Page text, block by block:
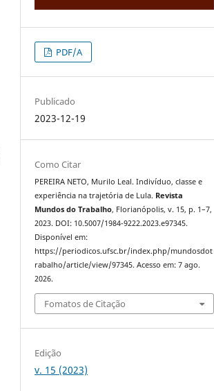
PDF/A
Publicado
2023-12-19
Como Citar
PEREIRA NETO, Murilo Leal. Indivíduo, classe e
experiência na trajetória de Lula. Revista
Mundos do Trabalho, Florianópolis, v. 15, p. 1–7,
2023. DOI: 10.5007/1984-9222.2023.e97345.
Disponível em:
https://periodicos.ufsc.br/index.php/mundosdot
rabalho/article/view/97345. Acesso em: 7 ago.
2026.
Fomatos de Citação
Edição
v. 15 (2023)